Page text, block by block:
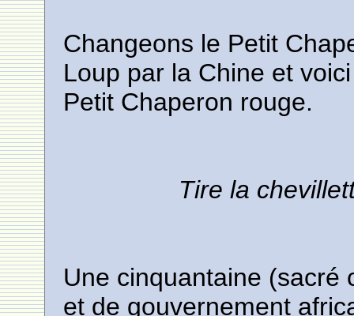
Changeons le Petit
Loup par la Chine et
Petit Chaperon rouge.
Tire la
Une cinquantaine (sacré
et de gouvernement